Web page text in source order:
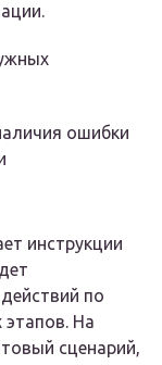
ошибки
инструкции
по
этапов. На
сценарий,